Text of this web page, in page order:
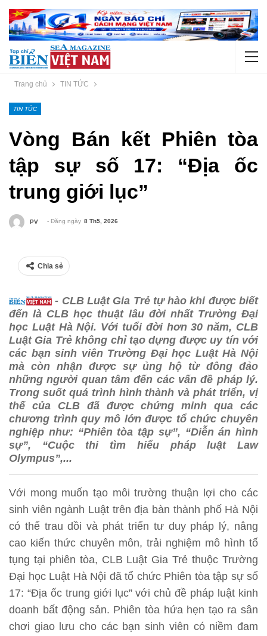
Trang chủ TIN TỨC
TIN TỨC
Vòng Bán kết Phiên tòa
tập sự số 17: “Địa ốc
trung giới lục”
PV - Đăng ngày 8 Th5, 2026
Chia sẻ
- CLB Luật Gia Trẻ tự hào khi được biết
đến là CLB học thuật lâu đời nhất Trường Đại
học Luật Hà Nội. Với tuổi đời hơn 30 năm, CLB
Luật Gia Trẻ không chỉ tạo dựng được uy tín với
các bạn sinh viên Trường Đại học Luật Hà Nội
mà còn nhận được sự ủng hộ từ đông đảo
những người quan tâm đến các vấn đề pháp lý.
Trong suốt quá trình hình thành và phát triển, vị
thế của CLB đã được chứng minh qua các
chương trình quy mô lớn được tổ chức chuyên
nghiệp như: “Phiên tòa tập sự”, “Diễn án hình
sự”, “Cuộc thi tìm hiểu pháp luật Law
Olympus”,...
Với mong muốn tạo môi trường thuận lợi cho các
sinh viên ngành Luật trên địa bàn thành phố Hà Nội
có thể trau dồi và phát triển tư duy pháp lý, nâng
cao kiến thức chuyên môn, trải nghiệm mô hình tố
tụng tại phiên tòa, CLB Luật Gia Trẻ thuộc Trường
Đại học Luật Hà Nội đã tổ chức Phiên tòa tập sự số
17: “Địa ốc trung giới lục” với chủ đề pháp luật kinh
doanh bất động sản. Phiên tòa hứa hẹn tạo ra sân
chơi giao lưu cho các bạn sinh viên có niềm đam